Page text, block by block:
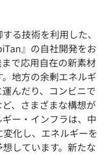
る技術を利用した、
』の自社開発をお
で応用自在の新素材
地方の余剰エネルギ
んだり、コンビニで
、さまざまな構想が
ー・インフラは、中
化し、エネルギーを
しています。新たな